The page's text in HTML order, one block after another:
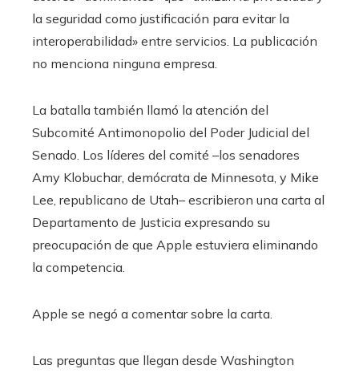
la seguridad como justificación para evitar la
interoperabilidad» entre servicios. La publicación
no menciona ninguna empresa.
La batalla también llamó la atención del
Subcomité Antimonopolio del Poder Judicial del
Senado. Los líderes del comité –los senadores
Amy Klobuchar, demócrata de Minnesota, y Mike
Lee, republicano de Utah– escribieron una carta al
Departamento de Justicia expresando su
preocupación de que Apple estuviera eliminando
la competencia.
Apple se negó a comentar sobre la carta.
Las preguntas que llegan desde Washington